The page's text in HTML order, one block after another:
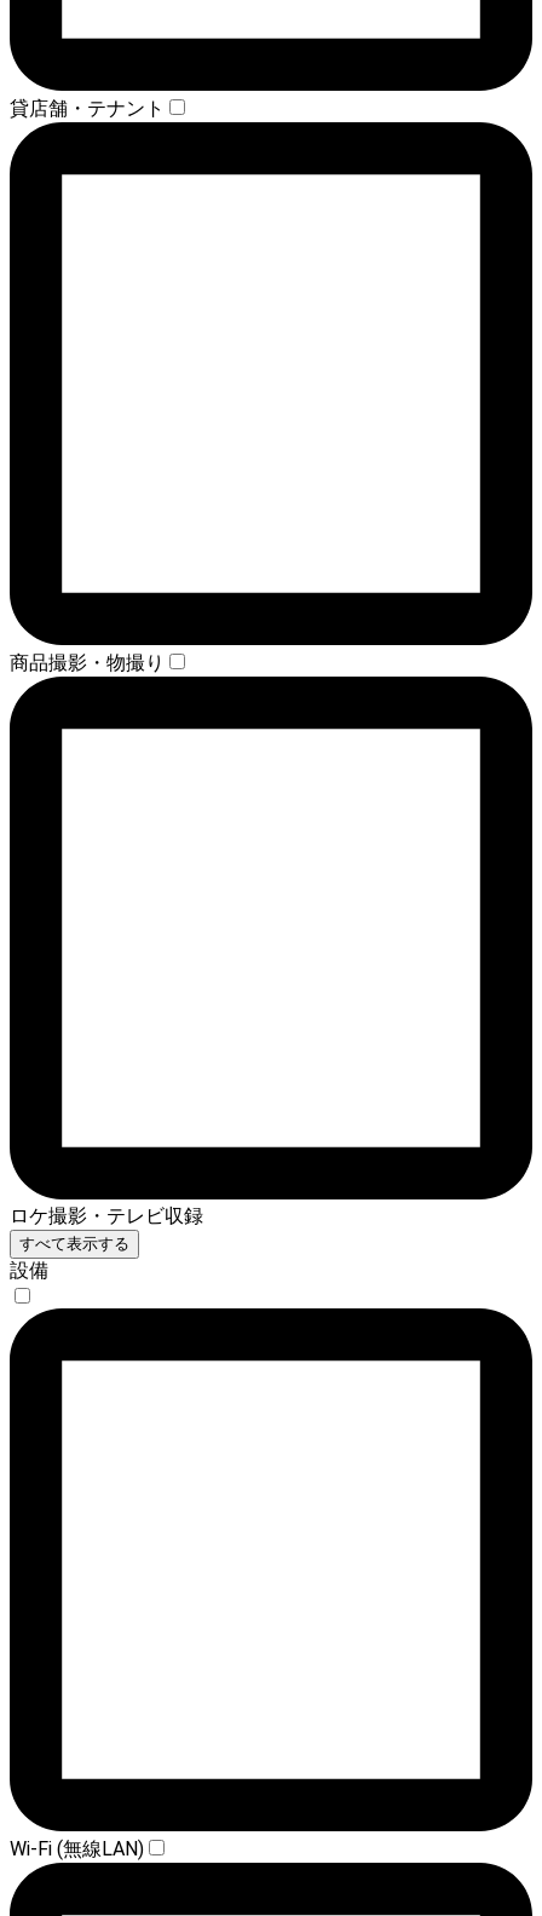
貸店舗・テナント
商品撮影・物撮り
ロケ撮影・テレビ収録
すべて表示する
設備
Wi-Fi (無線LAN)